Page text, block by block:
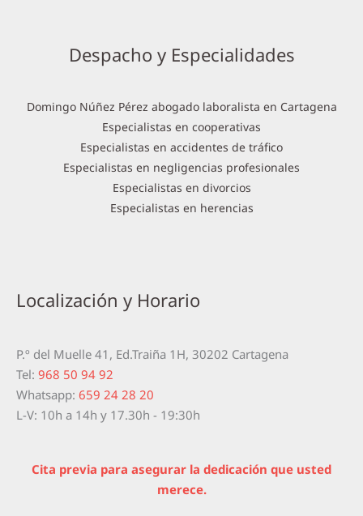
Despacho y Especialidades
Domingo Núñez Pérez abogado laboralista en Cartagena
Especialistas en cooperativas
Especialistas en accidentes de tráfico
Especialistas en negligencias profesionales
Especialistas en divorcios
Especialistas en herencias
Localización y Horario
P.º del Muelle 41, Ed.Traiña 1H, 30202 Cartagena
Tel: 968 50 94 92
Whatsapp: 659 24 28 20
L-V: 10h a 14h y 17.30h - 19:30h
Cita previa para asegurar la dedicación que usted
merece.